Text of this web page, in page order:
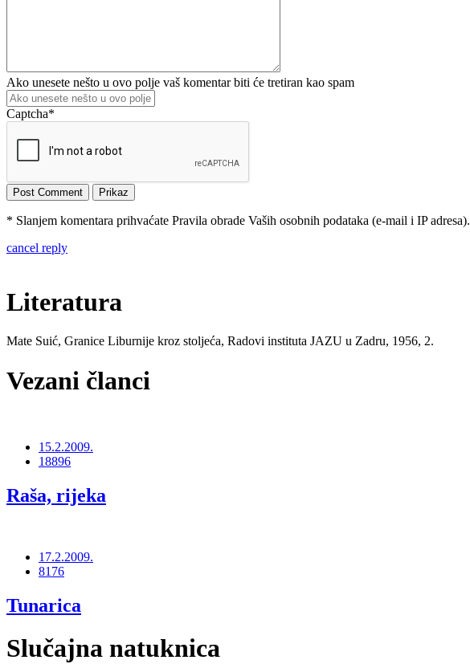
Ako unesete nešto u ovo polje vaš komentar biti će tretiran kao spam
Captcha*
* Slanjem komentara prihvaćate Pravila obrade Vaših osobnih podataka (e-mail i IP adresa).
cancel reply
Literatura
Mate Suić, Granice Liburnije kroz stoljeća, Radovi instituta JAZU u Zadru, 1956, 2.
Vezani članci
15.2.2009.
18896
Raša, rijeka
17.2.2009.
8176
Tunarica
Slučajna natuknica